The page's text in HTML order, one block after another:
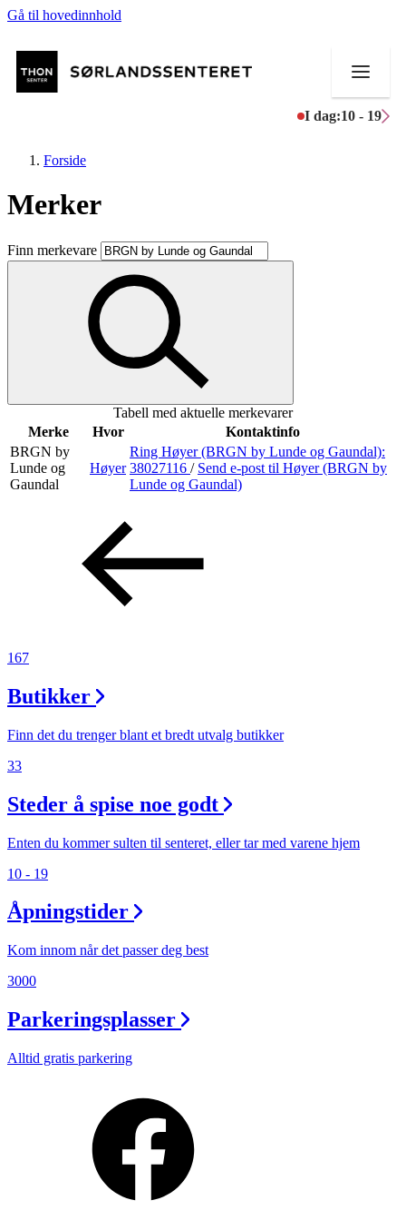
Gå til hovedinnhold
I dag:10 - 19
Butikker
Mat og drikke
Aktiviteter
Inspirasjon
Åpningstider
Forside
Merker
Finn merkevare
Tabell med aktuelle merkevarer
Merke
Hvor
Kontaktinfo
BRGN by
Lunde og
Gaundal
Høyer
Ring Høyer (BRGN by Lunde og Gaundal):
38027116 / Send e-post til Høyer (BRGN by
Lunde og Gaundal)
167
Butikker
Finn det du trenger blant et bredt utvalg butikker
33
Steder å spise noe godt
Enten du kommer sulten til senteret, eller tar med varene hjem
10 - 19
Åpningstider
Kom innom når det passer deg best
3000
Parkeringsplasser
Alltid gratis parkering